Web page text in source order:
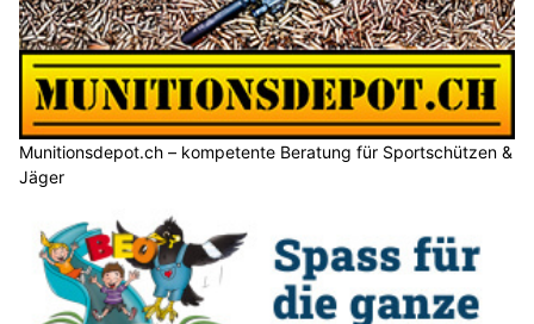
Munitionsdepot.ch – kompetente Beratung für Sportschützen &
Jäger